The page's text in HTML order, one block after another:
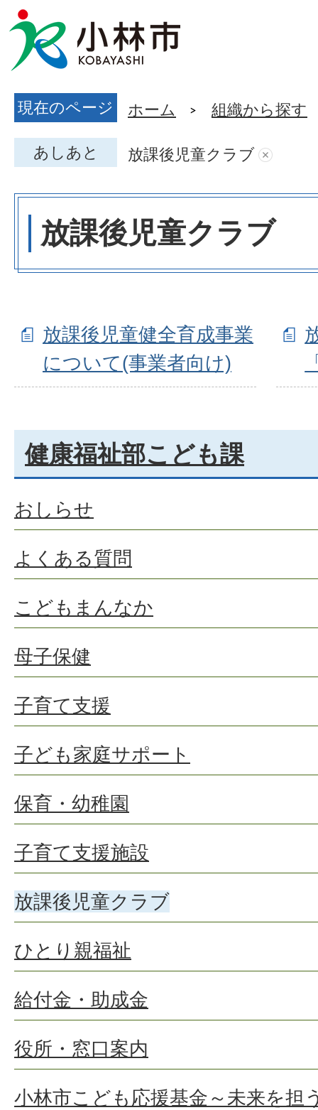
現在のページ ホーム 組織から探す
あしあと 放課後児童クラブ
放課後児童クラブ
放課後児童健全育成事業
について(事業者向け)
健康福祉部こども課
おしらせ
よくある質問
こどもまんなか
母子保健
子育て支援
子ども家庭サポート
保育・幼稚園
子育て支援施設
放課後児童クラブ
ひとり親福祉
給付金・助成金
役所・窓口案内
小林市こども応援基金～未来を担